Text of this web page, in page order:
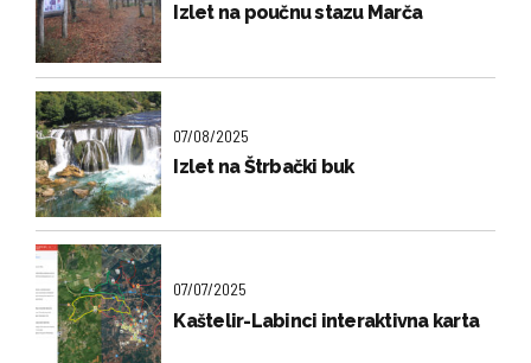
Izlet na poučnu stazu Marča
07/08/2025
Izlet na Štrbački buk
07/07/2025
Kaštelir-Labinci interaktivna karta